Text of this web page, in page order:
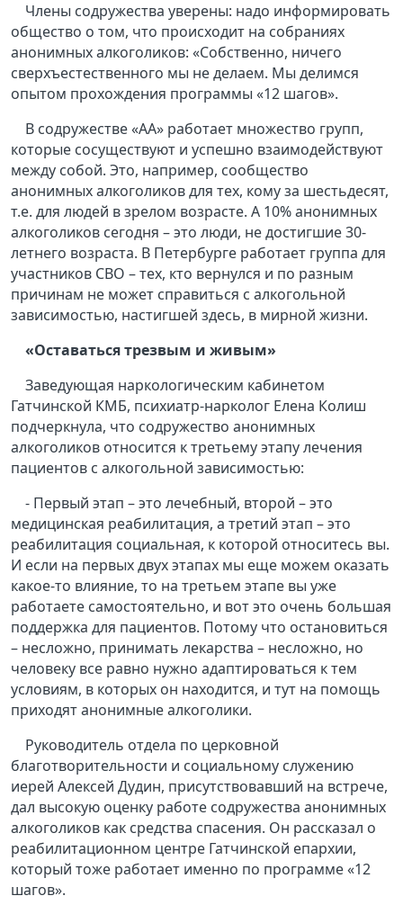
Члены содружества уверены: надо информировать
общество о том, что происходит на собраниях
анонимных алкоголиков: «Собственно, ничего
сверхъестественного мы не делаем. Мы делимся
опытом прохождения программы «12 шагов».
В содружестве «АА» работает множество групп,
которые сосуществуют и успешно взаимодействуют
между собой. Это, например, сообщество
анонимных алкоголиков для тех, кому за шестьдесят,
т.е. для людей в зрелом возрасте. А 10% анонимных
алкоголиков сегодня – это люди, не достигшие 30-
летнего возраста. В Петербурге работает группа для
участников СВО – тех, кто вернулся и по разным
причинам не может справиться с алкогольной
зависимостью, настигшей здесь, в мирной жизни.
«Оставаться трезвым и живым»
Заведующая наркологическим кабинетом
Гатчинской КМБ, психиатр-нарколог Елена Колиш
подчеркнула, что содружество анонимных
алкоголиков относится к третьему этапу лечения
пациентов с алкогольной зависимостью:
- Первый этап – это лечебный, второй – это
медицинская реабилитация, а третий этап – это
реабилитация социальная, к которой относитесь вы.
И если на первых двух этапах мы еще можем оказать
какое-то влияние, то на третьем этапе вы уже
работаете самостоятельно, и вот это очень большая
поддержка для пациентов. Потому что остановиться
– несложно, принимать лекарства – несложно, но
человеку все равно нужно адаптироваться к тем
условиям, в которых он находится, и тут на помощь
приходят анонимные алкоголики.
Руководитель отдела по церковной
благотворительности и социальному служению
иерей Алексей Дудин, присутствовавший на встрече,
дал высокую оценку работе содружества анонимных
алкоголиков как средства спасения. Он рассказал о
реабилитационном центре Гатчинской епархии,
который тоже работает именно по программе «12
шагов».